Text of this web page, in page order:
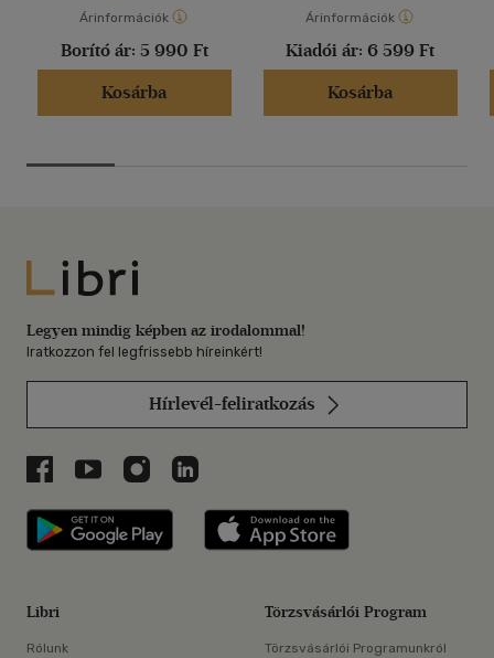
Árinformációk
Borító ár: 5 990 Ft
Kosárba
Árinformációk
Kiadói ár: 6 599 Ft
Kosárba
Libri
Legyen mindig képben az irodalommal!
Iratkozzon fel legfrissebb híreinkért!
Hírlevél-feliratkozás
Libri a Facebookon
Libri a Youtube-on
Libri az Instagramon
Libri a LinkedInen
Libri applikáció Szerezd meg: Google
Libri
Rólunk
Törzsvásárlói Program
Törzsvásárlói Programunkról